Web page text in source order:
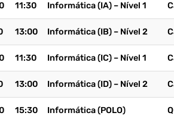
11:30 Informática (IA) – Nível 1
13:00 Informática (IB) – Nível 2
11:30 Informática (IC) – Nível 1
13:00 Informática (ID) – Nível 2
15:30 Informática (POLO)